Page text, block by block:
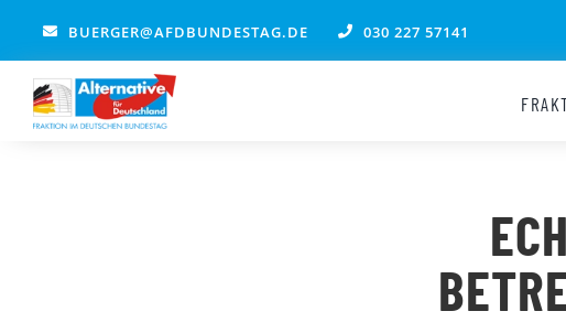
springen
BUERGER@AFDBUNDESTAG.DE 030 227 57141